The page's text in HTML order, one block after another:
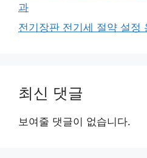
과
전기장판 전기세 절약 설정
최신 댓글
보여줄 댓글이 없습니다.